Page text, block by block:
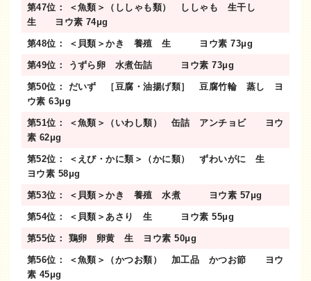
第47位： ＜魚類＞（ししゃも類） ししゃも 生干し
生 ヨウ素 74μg
第48位： ＜貝類＞かき 養殖 生 ヨウ素 73μg
第49位： うずら卵 水煮缶詰 ヨウ素 73μg
第50位： だいず ［豆腐・油揚げ類］ 豆腐竹輪 蒸し ヨ
ウ素 63μg
第51位： ＜魚類＞（いわし類） 缶詰 アンチョビ ヨウ
素 62μg
第52位： ＜えび・かに類＞（かに類） ずわいがに 生
ヨウ素 58μg
第53位： ＜貝類＞かき 養殖 水煮 ヨウ素 57μg
第54位： ＜貝類＞あさり 生 ヨウ素 55μg
第55位： 鶏卵 卵黄 生 ヨウ素 50μg
第56位： ＜魚類＞（かつお類） 加工品 かつお節 ヨウ
素 45μg